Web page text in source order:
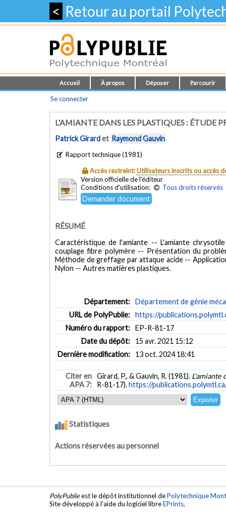
< Retour au portail
Accueil À propos Déposer Parcourir
Se connecter
L'AMIANTE DANS LES PLASTIQUES : ÉTUDE
Patrick Girardet Raymond Gauvin
Rapport technique (1981)
Accès restreint:Utilisateurs inscrits ou accès
Version officielle de l'éditeur
Conditions d'utilisation:
Tous droits réservés
Demander document
RÉSUMÉ
Caractéristique de l'amiante -- L'amiante
couplage fibre polymère -- Présentation du
Méthode de greffage par attaque acide --
Nylon -- Autres matières plastiques.
Département: Département de génie
URL de PolyPublie: https://
Numéro du rapport: EP-R-81-17
Date du dépôt:
15 avr. 2021 15:12
Dernière modification:
13 oct. 2024 18:41
Citer en
APA 7:
Girard, P., & Gauvin, R. (1981). L'amiante
R-81-17). https://
Statistiques
Actions réservées au personnel
PolyPublieest le dépôt institutionnel dePolytechnique
Site développé à l'aide du logiciel libreEPrints.